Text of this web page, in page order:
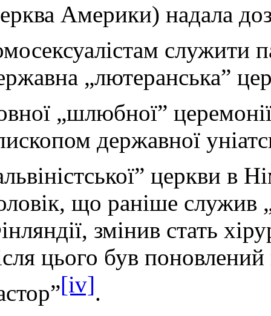
Америки) надала
служити
„лютеранська”
„шлюбної”
державної
церкви в
що раніше служив
змінив стать
цього був
[iv].